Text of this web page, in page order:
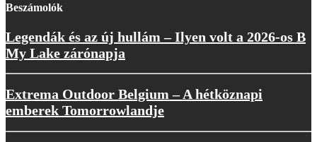
Beszámolók
Legendák és az új hullám – Ilyen volt a 2026-os B
My Lake zárónapja
Extrema Outdoor Belgium – A hétköznapi
emberek Tomorrowlandje